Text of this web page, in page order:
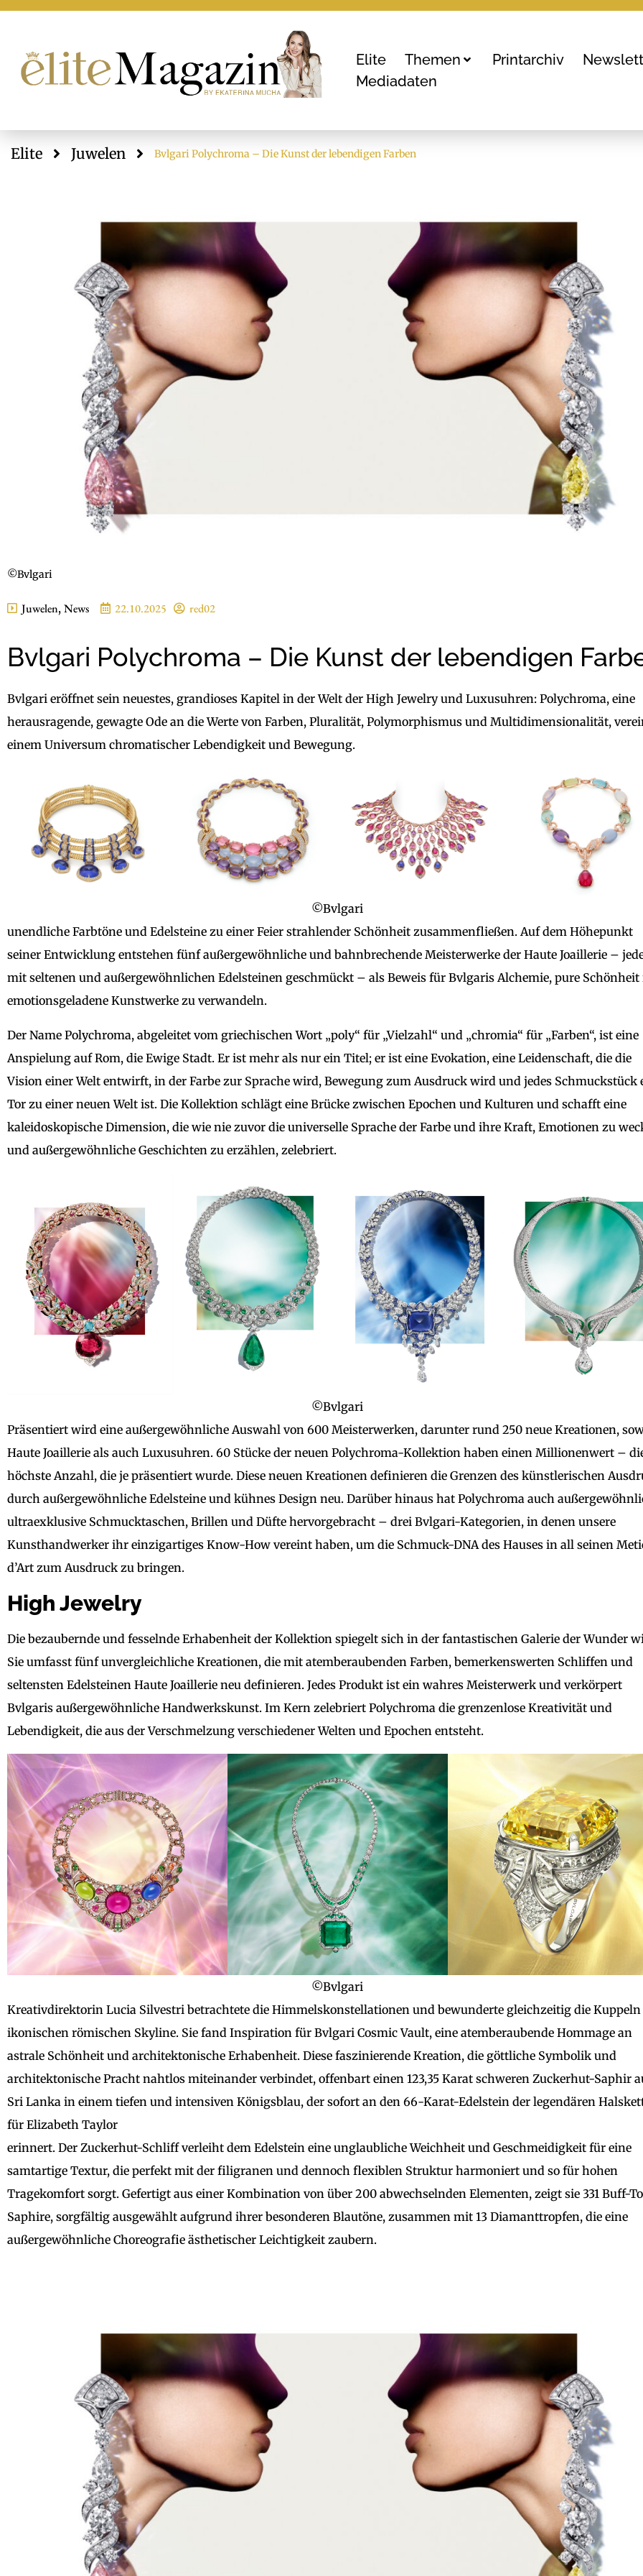
Elite Themen Printarchiv
Mediadaten
Elite Juwelen Bvlgari Polychroma – Die Kunst der lebendigen Farben
©Bvlgari
Juwelen, News 22.10.2025 red02
Bvlgari Polychroma – Die Kunst der lebendigen
Bvlgari eröffnet sein neuestes, grandioses Kapitel in der Welt der High Jewelry und Luxusuhren: Polychroma, eine
herausragende, gewagte Ode an die Werte von Farben, Pluralität, Polymorphismus und Multidimensionalität,
einem Universum chromatischer Lebendigkeit und Bewegung.
©Bvlgari
unendliche Farbtöne und Edelsteine zu einer Feier strahlender Schönheit zusammenfließen. Auf dem Höhepunkt
seiner Entwicklung entstehen fünf außergewöhnliche und bahnbrechende Meisterwerke der Haute Joaillerie –
mit seltenen und außergewöhnlichen Edelsteinen geschmückt – als Beweis für Bvlgaris Alchemie, pure Schönheit
emotionsgeladene Kunstwerke zu verwandeln.
Der Name Polychroma, abgeleitet vom griechischen Wort „poly“ für „Vielzahl“ und „chromia“ für „Farben“, ist eine
Anspielung auf Rom, die Ewige Stadt. Er ist mehr als nur ein Titel; er ist eine Evokation, eine Leidenschaft, die die
Vision einer Welt entwirft, in der Farbe zur Sprache wird, Bewegung zum Ausdruck wird und jedes Schmuckstück
Tor zu einer neuen Welt ist. Die Kollektion schlägt eine Brücke zwischen Epochen und Kulturen und schafft eine
kaleidoskopische Dimension, die wie nie zuvor die universelle Sprache der Farbe und ihre Kraft, Emotionen zu
und außergewöhnliche Geschichten zu erzählen, zelebriert.
©Bvlgari
Präsentiert wird eine außergewöhnliche Auswahl von 600 Meisterwerken, darunter rund 250 neue Kreationen,
Haute Joaillerie als auch Luxusuhren. 60 Stücke der neuen Polychroma-Kollektion haben einen Millionenwert –
höchste Anzahl, die je präsentiert wurde. Diese neuen Kreationen definieren die Grenzen des künstlerischen
durch außergewöhnliche Edelsteine und kühnes Design neu. Darüber hinaus hat Polychroma auch
ultraexklusive Schmucktaschen, Brillen und Düfte hervorgebracht – drei Bvlgari-Kategorien, in denen unsere
Kunsthandwerker ihr einzigartiges Know-How vereint haben, um die Schmuck-DNA des Hauses in all seinen
d’Art zum Ausdruck zu bringen.
High Jewelry
Die bezaubernde und fesselnde Erhabenheit der Kollektion spiegelt sich in der fantastischen Galerie der Wunder
Sie umfasst fünf unvergleichliche Kreationen, die mit atemberaubenden Farben, bemerkenswerten Schliffen und
seltensten Edelsteinen Haute Joaillerie neu definieren. Jedes Produkt ist ein wahres Meisterwerk und verkörpert
Bvlgaris außergewöhnliche Handwerkskunst. Im Kern zelebriert Polychroma die grenzenlose Kreativität und
Lebendigkeit, die aus der Verschmelzung verschiedener Welten und Epochen entsteht.
©Bvlgari
Kreativdirektorin Lucia Silvestri betrachtete die Himmelskonstellationen und bewunderte gleichzeitig die Kuppeln
ikonischen römischen Skyline. Sie fand Inspiration für Bvlgari Cosmic Vault, eine atemberaubende Hommage an
astrale Schönheit und architektonische Erhabenheit. Diese faszinierende Kreation, die göttliche Symbolik und
architektonische Pracht nahtlos miteinander verbindet, offenbart einen 123,35 Karat schweren Zuckerhut-Saphir
Sri Lanka in einem tiefen und intensiven Königsblau, der sofort an den 66-Karat-Edelstein der legendären
für Elizabeth Taylor
erinnert. Der Zuckerhut-Schliff verleiht dem Edelstein eine unglaubliche Weichheit und Geschmeidigkeit für eine
samtartige Textur, die perfekt mit der filigranen und dennoch flexiblen Struktur harmoniert und so für hohen
Tragekomfort sorgt. Gefertigt aus einer Kombination von über 200 abwechselnden Elementen, zeigt sie 331 Buff-
Saphire, sorgfältig ausgewählt aufgrund ihrer besonderen Blautöne, zusammen mit 13 Diamanttropfen, die eine
außergewöhnliche Choreografie ästhetischer Leichtigkeit zaubern.